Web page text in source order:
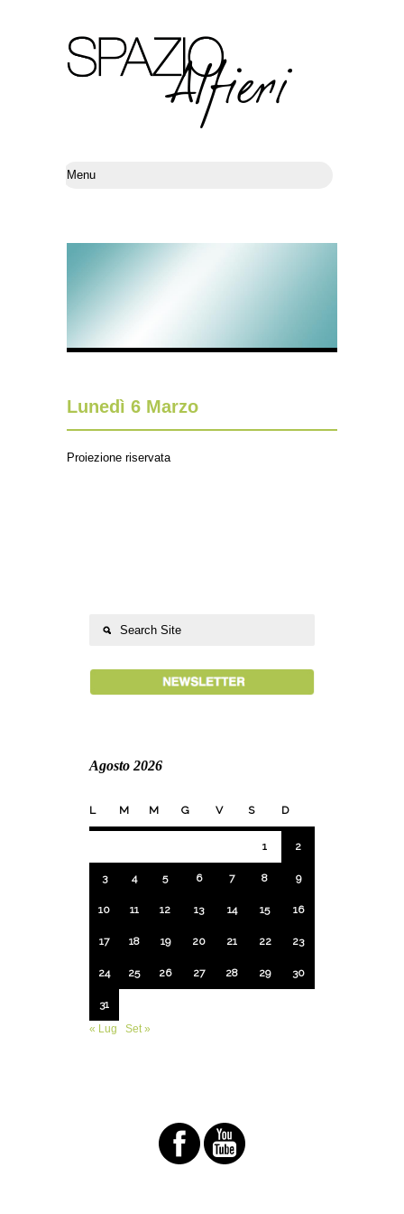
Lunedì 6 Marzo
Proiezione riservata
Agosto 2026
L M M G V S D
1 2
3 4 5 6 7 8 9
10 11 12 13 14 15 16
17 18 19 20 21 22 23
24 25 26 27 28 29 30
31
« Lug
Set »